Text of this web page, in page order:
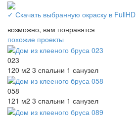
✓ Скачать выбранную окраску в FullHD
возможно, вам понравятся
похожие проекты
023
120 м2 3 спальни 1 санузел
058
121 м2 3 спальни 1 санузел